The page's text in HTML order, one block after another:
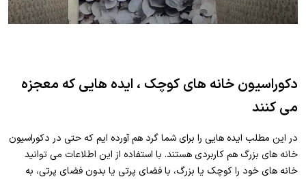
دکوراسیون خانه های کوچک ، ایده هایی که معجزه
می کنند
در این مطلب ایده هایی را برای شما گرد هم آورده ایم که حتی در دکوراسیون
خانه های بزرگ هم کاربردی هستند. با استفاده از این اطلاعات می توانید
خانه های خود را کوچک یا بزرگ، با فضای پرتی یا بدون فضای پرتی، به